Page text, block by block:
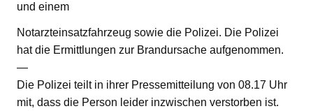
und einem
Notarzteinsatzfahrzeug sowie die Polizei. Die Polizei
hat die Ermittlungen zur Brandursache aufgenommen.
—
Die Polizei teilt in ihrer Pressemitteilung von 08.17 Uhr
mit, dass die Person leider inzwischen verstorben ist.